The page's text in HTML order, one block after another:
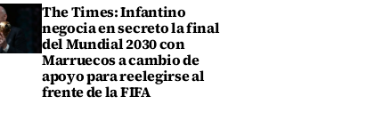
The Times: Infantino
negocia en secreto la final
del Mundial 2030 con
Marruecos a cambio de
apoyo para reelegirse al
frente de la FIFA